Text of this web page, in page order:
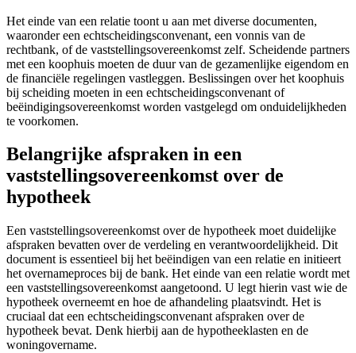
Het einde van een relatie toont u aan met diverse documenten,
waaronder een echtscheidingsconvenant, een vonnis van de
rechtbank, of de vaststellingsovereenkomst zelf. Scheidende partners
met een koophuis moeten de duur van de gezamenlijke eigendom en
de financiële regelingen vastleggen. Beslissingen over het koophuis
bij scheiding moeten in een echtscheidingsconvenant of
beëindigingsovereenkomst worden vastgelegd om onduidelijkheden
te voorkomen.
Belangrijke afspraken in een
vaststellingsovereenkomst over de
hypotheek
Een vaststellingsovereenkomst over de hypotheek moet duidelijke
afspraken bevatten over de verdeling en verantwoordelijkheid. Dit
document is essentieel bij het beëindigen van een relatie en initieert
het overnameproces bij de bank. Het einde van een relatie wordt met
een vaststellingsovereenkomst aangetoond. U legt hierin vast wie de
hypotheek overneemt en hoe de afhandeling plaatsvindt. Het is
cruciaal dat een echtscheidingsconvenant afspraken over de
hypotheek bevat. Denk hierbij aan de hypotheeklasten en de
woningovername.